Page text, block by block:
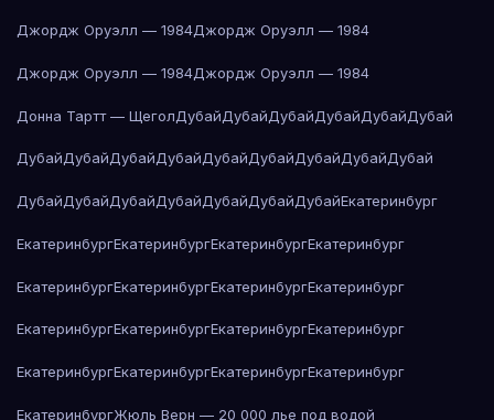
Джордж Оруэлл — 1984Джордж Оруэлл — 1984
Джордж Оруэлл — 1984Джордж Оруэлл — 1984
Донна Тартт — ЩеголДубайДубайДубайДубайДубайДубай
ДубайДубайДубайДубайДубайДубайДубайДубайДубай
ДубайДубайДубайДубайДубайДубайДубайЕкатеринбург
ЕкатеринбургЕкатеринбургЕкатеринбургЕкатеринбург
ЕкатеринбургЕкатеринбургЕкатеринбургЕкатеринбург
ЕкатеринбургЕкатеринбургЕкатеринбургЕкатеринбург
ЕкатеринбургЕкатеринбургЕкатеринбургЕкатеринбург
ЕкатеринбургЖюль Верн — 20 000 лье под водой